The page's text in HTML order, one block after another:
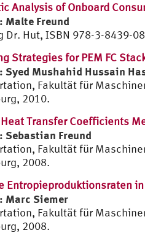
Analysis of Onboard
Malte Freund
Dr. Hut, ISBN 978-3-8439-
Strategies for PEM FC
Syed Mushahid Hussain
Fakultät für
2010.
Transfer Coefficients
Sebastian Freund
Fakultät für
2008.
Entropieproduktionsraten
Marc Siemer
Fakultät für
2008.